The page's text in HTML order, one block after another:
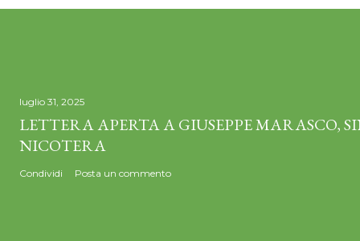
luglio 31, 2025
LETTERA APERTA A GIUSEPPE MARASCO,
NICOTERA
Condividi Posta un commento